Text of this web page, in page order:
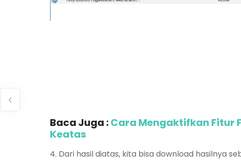
Baca Juga :Cara Mengaktifkan Fitur
Keatas
4. Dari hasil diatas, kita bisa download hasilnya